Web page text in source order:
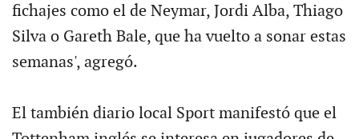
fichajes como el de Neymar, Jordi Alba, Thiago
Silva o Gareth Bale, que ha vuelto a sonar estas
semanas', agregó.
El también diario local Sport manifestó que el